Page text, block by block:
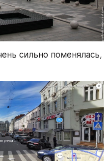
сильно поменялась,